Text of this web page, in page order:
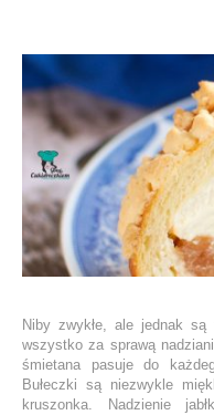
Niby zwykłe, ale jednak są
wszystko za sprawą
śmietana pasuje do
Bułeczki są niezwykle
kruszonka. Nadzienie